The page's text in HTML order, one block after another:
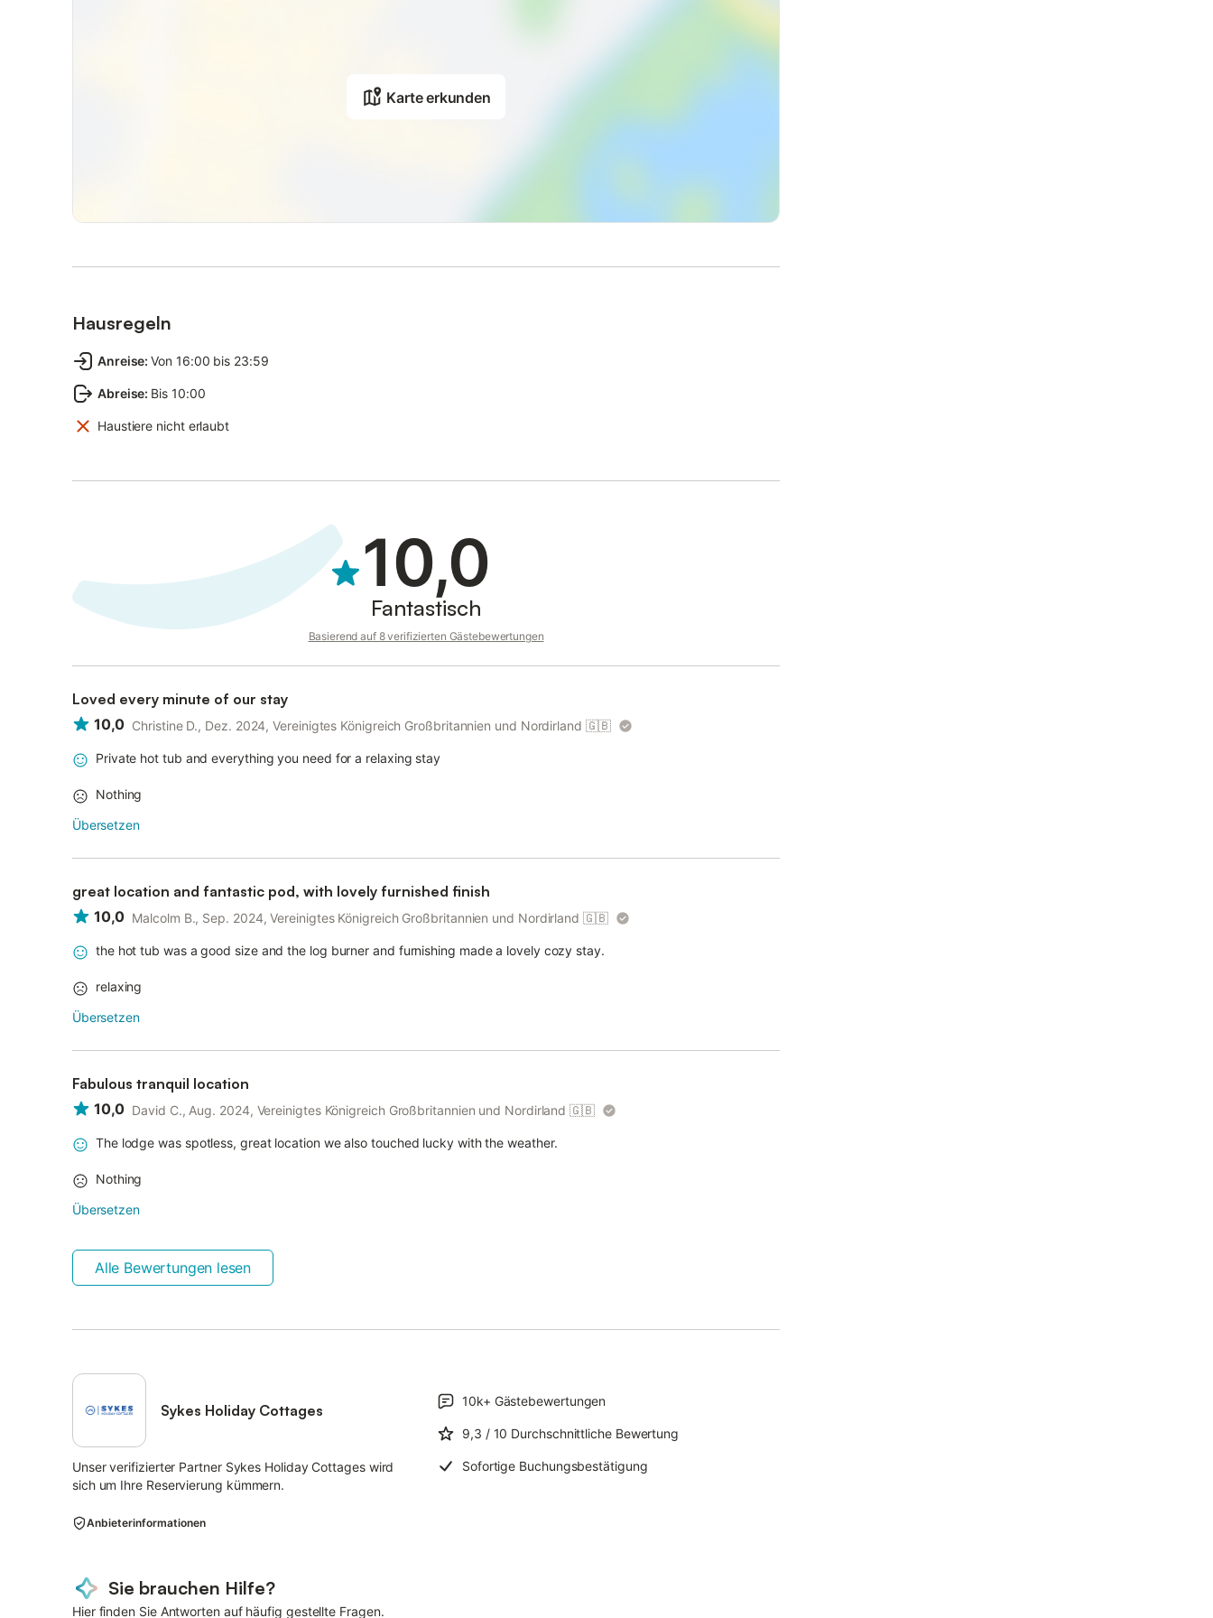
Karte erkunden
Hausregeln
Anreise: Von 16:00 bis 23:59
Abreise: Bis 10:00
Haustiere nicht erlaubt
10,0
Fantastisch
Basierend auf 8 verifizierten Gästebewertungen
Loved every minute of our stay
10,0 Christine D., Dez. 2024, Vereinigtes Königreich Großbritannien und Nordirland 🇬🇧
Private hot tub and everything you need for a relaxing stay
Nothing
Übersetzen
great location and fantastic pod, with lovely furnished finish
10,0 Malcolm B., Sep. 2024, Vereinigtes Königreich Großbritannien und Nordirland 🇬🇧
the hot tub was a good size and the log burner and furnishing made a lovely cozy stay.
relaxing
Übersetzen
Fabulous tranquil location
10,0 David C., Aug. 2024, Vereinigtes Königreich Großbritannien und Nordirland 🇬🇧
The lodge was spotless, great location we also touched lucky with the weather.
Nothing
Übersetzen
Alle Bewertungen lesen
Sykes Holiday Cottages
Unser verifizierter Partner Sykes Holiday Cottages wird
sich um Ihre Reservierung kümmern.
10k+ Gästebewertungen
9,3 / 10 Durchschnittliche Bewertung
Sofortige Buchungsbestätigung
Anbieterinformationen
Sie brauchen Hilfe?
Hier finden Sie Antworten auf häufig gestellte Fragen.